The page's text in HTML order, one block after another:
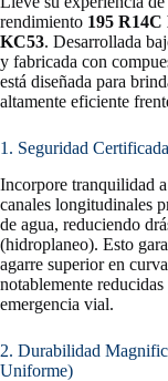
rendimiento 195
KC53. Desarrollada
y fabricada con
está diseñada para
altamente eficiente
1. Seguridad
Incorpore tranquilidad
canales longitudinales
de agua, reduciendo
(hidroplaneo). Esto
agarre superior en
notablemente
emergencia vial.
2. Durabilidad
Uniforme)